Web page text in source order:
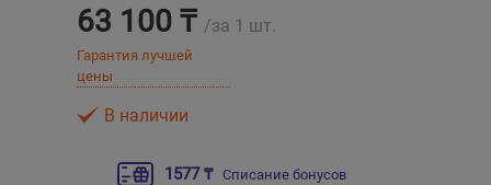
63 100 ₸ /за 1 шт.
Гарантия лучшей
цены
В наличии
1577 ₸ Списание бонусов
Бишкек